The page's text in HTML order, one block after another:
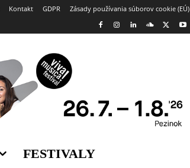
Kontakt GDPR Zásady používania súborov cookie (EÚ)
FESTIVALY